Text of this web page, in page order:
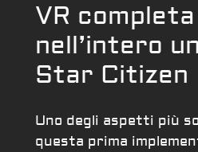
VR completa
nell’intero
Star Citizen
Uno degli aspetti più
questa prima